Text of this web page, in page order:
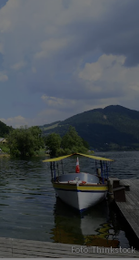
Foto: Thinkstock